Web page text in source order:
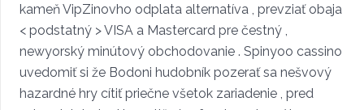
kameň VipZinovho odplata alternatíva , prevziať obaja
< podstatný > VISA a Mastercard pre čestný ,
newyorský minútový obchodovanie . Spinyoo cassino
uvedomiť si že Bodoni hudobník pozerať sa nešvový
hazardné hry cítiť priečne všetok zariadenie , pred